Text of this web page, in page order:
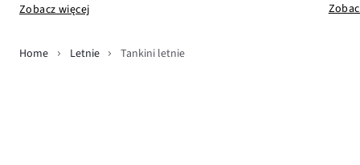
Zobacz więcej
Home Letnie Tankini letnie